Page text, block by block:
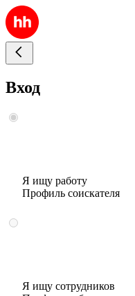
Вход
Я ищу работу
Профиль соискателя
Я ищу сотрудников